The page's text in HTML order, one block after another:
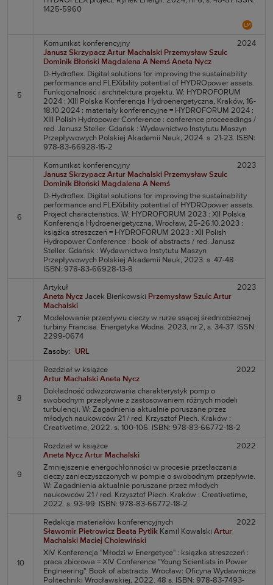
1425-5960
5
Komunikat konferencyjny
2024
Janusz Skrzypacz Artur Machalski Przemysław Szulc
Dominik Błoński Magdalena A Nemś Aneta Nycz
D-Hydroflex. Digital solutions for improving the sustainability
performance and FLEXibility potential of HYDROpower assets.
Funkcjonalność i architektura projektu. W: HYDROFORUM
2024 : XIII Polska Konferencja Hydroenergetyczna, Kraków, 16-
18.10.2024 : materiały konferencyjne = HYDROFORUM 2024 :
XIII Polish Hydropower Conference : conference proceeedings /
red. Janusz Steller. Gdańsk : Wydawnictwo Instytutu Maszyn
Przepływowych Polskiej Akademii Nauk, 2024. s. 21-23. ISBN:
978-83-66928-15-2
6
Komunikat konferencyjny
2023
Janusz Skrzypacz Artur Machalski Przemysław Szulc
Dominik Błoński Magdalena A Nemś
D-Hydroflex. Digital solutions for improving the sustainability
performance and FLEXibility potential of HYDROpower assets.
Project characteristics. W: HYDROFORUM 2023 : XII Polska
Konferencja Hydroenergetyczna, Wrocław, 25-26.10.2023 :
książka streszczeń = HYDROFORUM 2023 : XII Polish
Hydropower Conference : book of abstracts / red. Janusz
Steller. Gdańsk : Wydawnictwo Instytutu Maszyn
Przepływowych Polskiej Akademii Nauk, 2023. s. 47-48.
ISBN: 978-83-66928-13-8
7
Artykuł
2023
Aneta Nycz Jacek Bieńkowski Przemysław Szulc Artur
Machalski
Modelowanie przepływu cieczy w rurze ssącej średniobieżnej
turbiny Francisa. Energetyka Wodna. 2023, nr 2, s. 34-37. ISSN:
2299-0674
Zasoby:
URL
8
Rozdział w książce
2022
Artur Machalski Aneta Nycz
Dokładność odwzorowania charakterystyk pomp o
swobodnym przepływie z zastosowaniem różnych modeli
turbulencji. W: Zagadnienia aktualnie poruszane przez
młodych naukowców 21 / red. Krzysztof Piech. Kraków :
Creativetime, 2022. s. 100-106. ISBN: 978-83-66772-18-2
9
Rozdział w książce
2022
Aneta Nycz Artur Machalski
Zmniejszenie energochłonności w procesie przetłaczania
cieczy zanieczyszczonych w pompie o swobodnym przepływie.
W: Zagadnienia aktualnie poruszane przez młodych
naukowców 21 / red. Krzysztof Piech. Kraków : Creativetime,
2022. s. 93-99. ISBN: 978-83-66772-18-2
10
Redakcja materiałów konferencyjnych
2022
Sławomir Pietrowicz Beata Pytlik Kamil Kowalski Artur
Machalski Maciej Cholewiński
XIV Konferencja "Młodzi w Energetyce" : książka streszczeń :
praca zbiorowa = XIV Conference "Young Scientists in Power
Engineering". Book of abstracts. Wrocław: Oficyna Wydawnicza
Politechniki Wrocławskiej, 2022. 48 s. ISBN: 978-83-7493-